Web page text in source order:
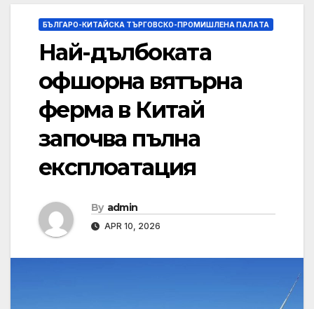
БЪЛГАРО-КИТАЙСКА ТЪРГОВСКО-ПРОМИШЛЕНА ПАЛAТА
Най-дълбоката
офшорна вятърна
ферма в Китай
започва пълна
експлоатация
By admin
APR 10, 2026